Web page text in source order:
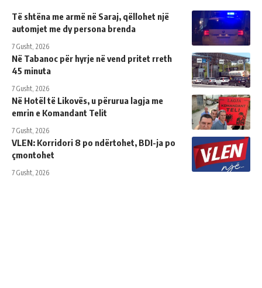
Të shtëna me armë në Saraj, qëllohet një
automjet me dy persona brenda
7 Gusht, 2026
Në Tabanoc për hyrje në vend pritet rreth
45 minuta
7 Gusht, 2026
Në Hotël të Likovës, u përurua lagja me
emrin e Komandant Telit
7 Gusht, 2026
VLEN: Korridori 8 po ndërtohet, BDI-ja po
çmontohet
7 Gusht, 2026